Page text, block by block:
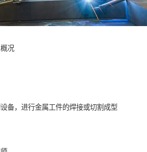
况
备，进行金属工件的焊接或切割成型